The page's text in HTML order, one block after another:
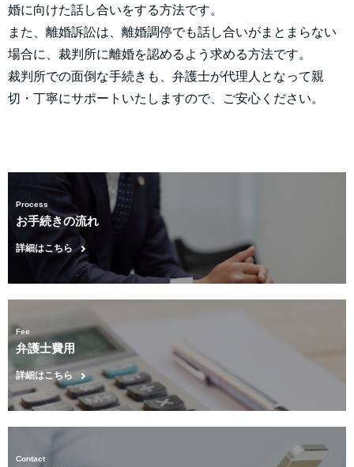
婚に向けた話し合いをする方法です。
また、離婚訴訟は、離婚調停でも話し合いがまとまらない
場合に、裁判所に離婚を認めるよう求める方法です。
裁判所での面倒な手続きも、弁護士が代理人となって親
切・丁寧にサポートいたしますので、ご安心ください。
Process
お手続きの流れ
詳細はこちら
Fee
弁護士費用
詳細はこちら
Contact